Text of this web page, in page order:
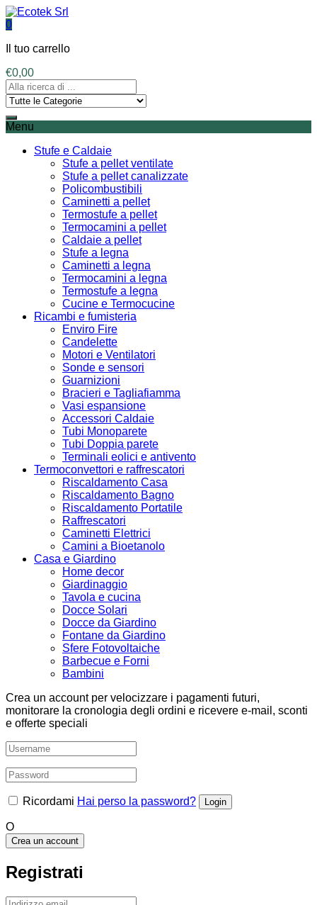
0
Il tuo carrello
€0,00
Menu
Stufe e Caldaie
Stufe a pellet ventilate
Stufe a pellet canalizzate
Policombustibili
Caminetti a pellet
Termostufe a pellet
Termocamini a pellet
Caldaie a pellet
Stufe a legna
Caminetti a legna
Termocamini a legna
Termostufe a legna
Cucine e Termocucine
Ricambi e fumisteria
Enviro Fire
Candelette
Motori e Ventilatori
Sonde e sensori
Guarnizioni
Bracieri e Tagliafiamma
Vasi espansione
Accessori Caldaie
Tubi Monoparete
Tubi Doppia parete
Terminali eolici e antivento
Termoconvettori e raffrescatori
Riscaldamento Casa
Riscaldamento Bagno
Riscaldamento Portatile
Raffrescatori
Caminetti Elettrici
Camini a Bioetanolo
Casa e Giardino
Home decor
Giardinaggio
Tavola e cucina
Docce Solari
Docce da Giardino
Fontane da Giardino
Sfere Fotovoltaiche
Barbecue e Forni
Bambini
Crea un account per velocizzare i pagamenti futuri,
monitorare la cronologia degli ordini e ricevere e-mail, sconti
e offerte speciali
Ricordami Hai perso la password?
O
Crea un account
Registrati